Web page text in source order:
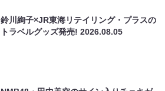
鈴川絢子×JR東海リテイリング・プラスの
トラベルグッズ発売!2026.08.05